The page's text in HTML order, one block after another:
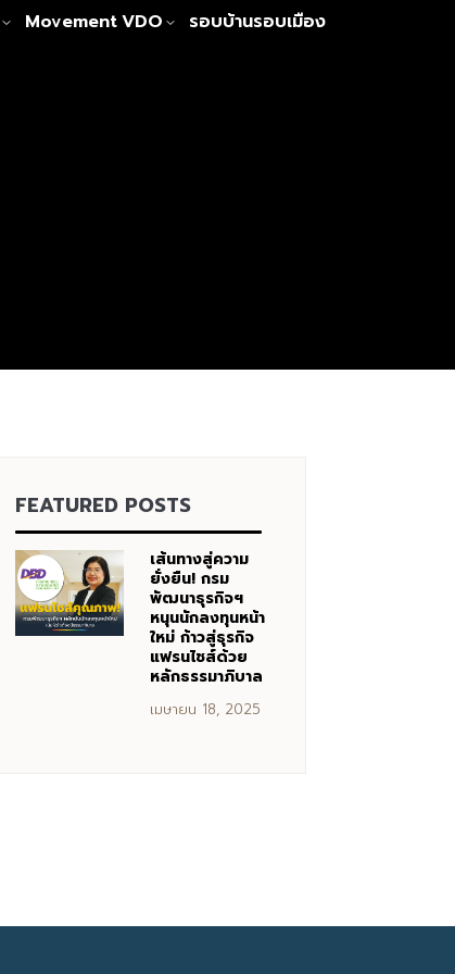
MovementVDO รอบบ้านรอบเมือง
FEATURED POSTS
เส้นทางสู่ความ
ยั่งยืน! กรม
พัฒนาธุรกิจฯ
หนุนนักลงทุนหน้า
ใหม่ ก้าวสู่ธุรกิจ
แฟรนไชส์ด้วย
หลักธรรมาภิบาล
เมษายน 18, 2025